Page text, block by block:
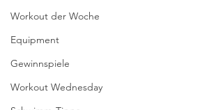
Workout der Woche
Equipment
Gewinnspiele
Workout Wednesday